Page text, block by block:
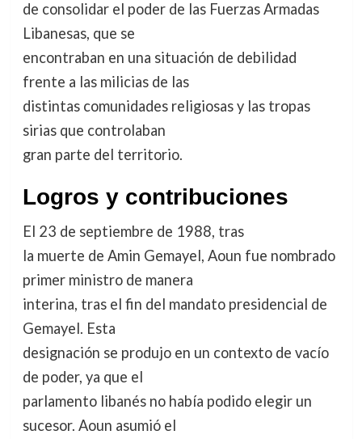
de consolidar el poder de las Fuerzas Armadas
Libanesas, que se
encontraban en una situación de debilidad
frente a las milicias de las
distintas comunidades religiosas y las tropas
sirias que controlaban
gran parte del territorio.
Logros y contribuciones
El 23 de septiembre de 1988, tras
la muerte de Amin Gemayel, Aoun fue nombrado
primer ministro de manera
interina, tras el fin del mandato presidencial de
Gemayel. Esta
designación se produjo en un contexto de vacío
de poder, ya que el
parlamento libanés no había podido elegir un
sucesor. Aoun asumió el